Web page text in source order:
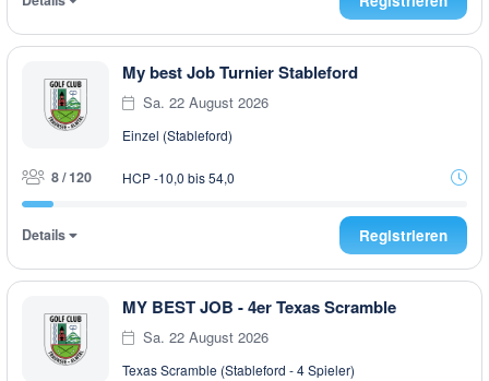
My best Job Turnier Stableford
Sa. 22 August 2026
Einzel (Stableford)
8 / 120 HCP -10,0 bis 54,0
Details Registrieren
MY BEST JOB - 4er Texas Scramble
Sa. 22 August 2026
Texas Scramble (Stableford - 4 Spieler)